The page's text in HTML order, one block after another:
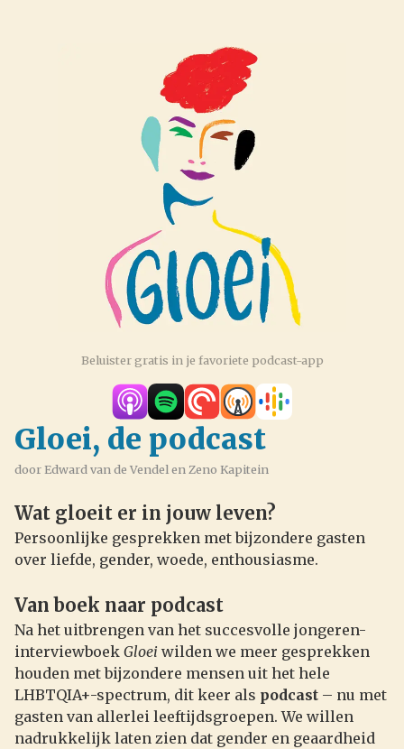
Beluister gratis in je favoriete podcast-app
Gloei, de podcast
door Edward van de Vendel en Zeno Kapitein
Wat gloeit er in jouw leven?
Persoonlijke gesprekken met bijzondere gasten
over liefde, gender, woede, enthousiasme.
Van boek naar podcast
Na het uitbrengen van het succesvolle jongeren-
interviewboek Gloei wilden we meer gesprekken
houden met bijzondere mensen uit het hele
LHBTQIA+-spectrum, dit keer als podcast – nu met
gasten van allerlei leeftijdsgroepen. We willen
nadrukkelijk laten zien dat gender en geaardheid